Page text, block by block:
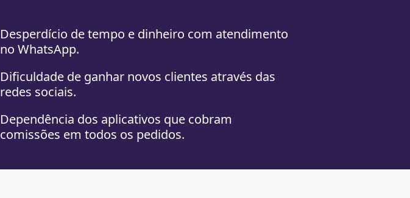
Desperdício de tempo e dinheiro com atendimento
no WhatsApp.
Dificuldade de ganhar novos clientes através das
redes sociais.
Dependência dos aplicativos que cobram
comissões em todos os pedidos.